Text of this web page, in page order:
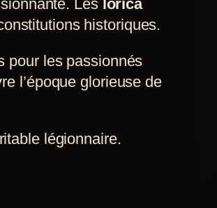
Les lorica
historiques.
pour les passionnés
l’époque glorieuse de
légionnaire.